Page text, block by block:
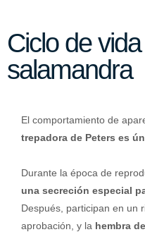
Ciclo de
salamandra
El comportamiento de
trepadora de Peters es
Durante la época de
una secreción especial
Después, participan en un
aprobación, y la hembra